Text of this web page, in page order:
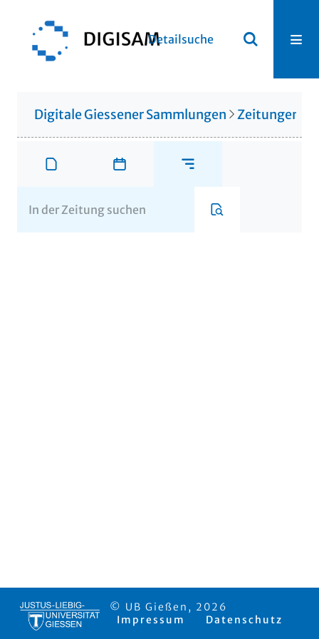
Detailsuche
Digitale Giessener Sammlungen Zeitungen
© UB Gießen, 2026
Impressum
Datenschutz